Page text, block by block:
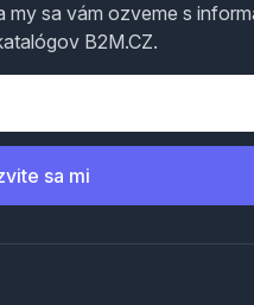
my sa vám ozveme s
B2M.CZ.
sa mi